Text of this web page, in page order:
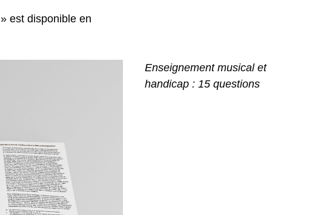
» est disponible en
Enseignement musical et
handicap : 15 questions